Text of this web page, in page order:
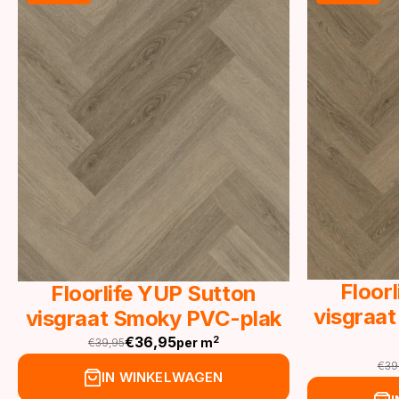
Floorlife YUP Sutton
visgraat Smoky PVC-plak
€39,95
Oorspronkelijke
prijs
€36,95
Huidige
prijs
per m2
IN WINKELWAGEN
€